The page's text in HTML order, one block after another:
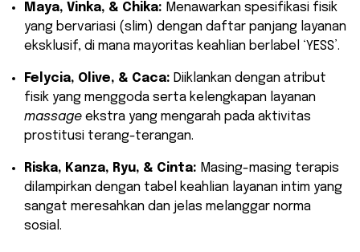
Maya, Vinka, & Chika: Menawarkan spesifikasi fisik
yang bervariasi (slim) dengan daftar panjang layanan
eksklusif, di mana mayoritas keahlian berlabel ‘YESS’.
Felycia, Olive, & Caca: Diiklankan dengan atribut
fisik yang menggoda serta kelengkapan layanan
massage ekstra yang mengarah pada aktivitas
prostitusi terang-terangan.
Riska, Kanza, Ryu, & Cinta: Masing-masing terapis
dilampirkan dengan tabel keahlian layanan intim yang
sangat meresahkan dan jelas melanggar norma
sosial.